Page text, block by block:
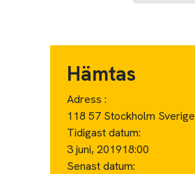
Hämtas
Adress :
118 57 Stockholm Sverige
Tidigast datum:
3 juni, 201918:00
Senast datum: